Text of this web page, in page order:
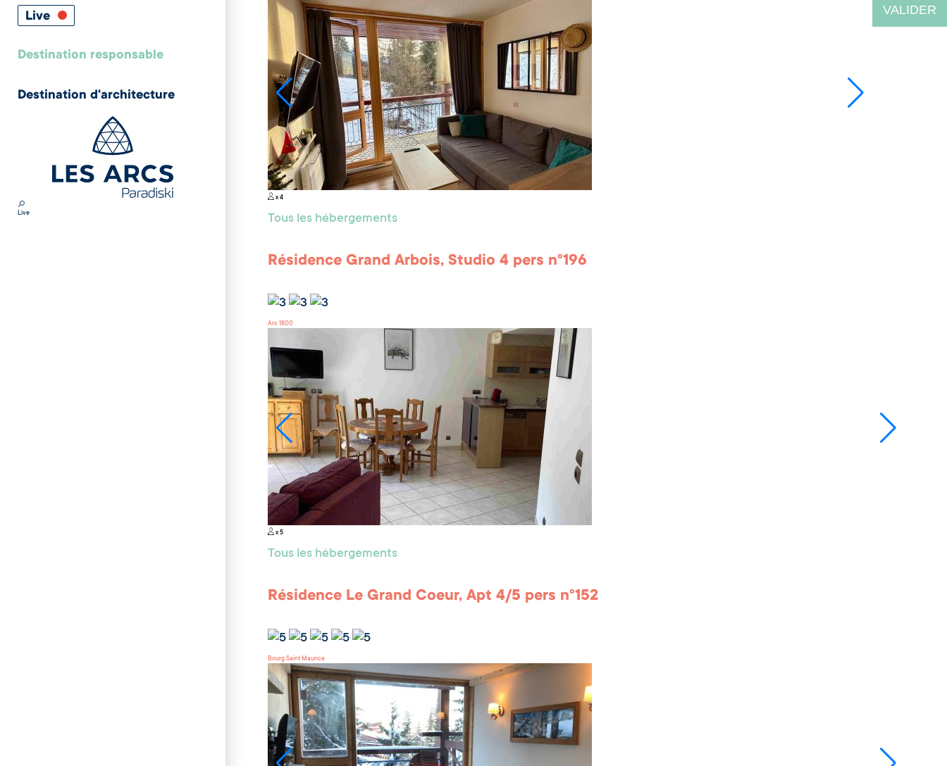
Live
Destination responsable
Destination d'architecture
Live
VALIDER
x 4
Tous les hébergements
Résidence Grand Arbois, Studio 4 pers n°196
Arc 1800
x 5
Tous les hébergements
Résidence Le Grand Coeur, Apt 4/5 pers n°152
Bourg Saint Maurice